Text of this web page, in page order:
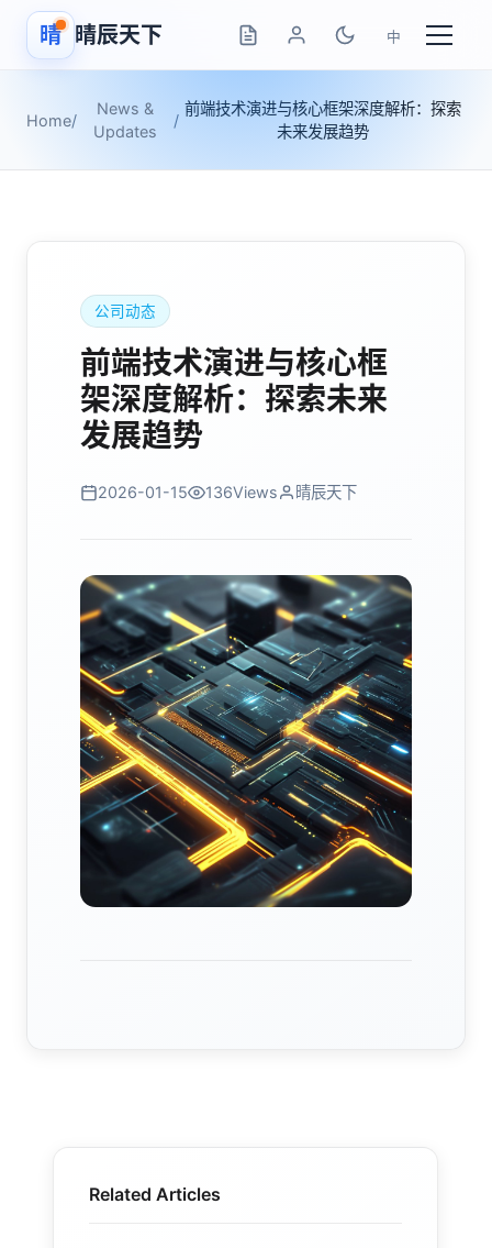
晴 晴辰天下 中
Home/
News &
Updates
/
前端技术演进与核心框架深度解析：探索
未来发展趋势
公司动态
前端技术演进与核心框
架深度解析：探索未来
发展趋势
2026-01-15 136Views 晴辰天下
Related Articles